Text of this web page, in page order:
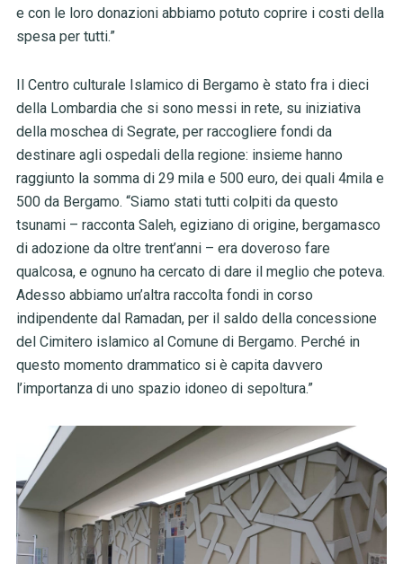
e con le loro donazioni abbiamo potuto coprire i costi della
spesa per tutti.”
Il Centro culturale Islamico di Bergamo è stato fra i dieci
della Lombardia che si sono messi in rete, su iniziativa
della moschea di Segrate, per raccogliere fondi da
destinare agli ospedali della regione: insieme hanno
raggiunto la somma di 29 mila e 500 euro, dei quali 4mila e
500 da Bergamo. “Siamo stati tutti colpiti da questo
tsunami – racconta Saleh, egiziano di origine, bergamasco
di adozione da oltre trent’anni – era doveroso fare
qualcosa, e ognuno ha cercato di dare il meglio che poteva.
Adesso abbiamo un’altra raccolta fondi in corso
indipendente dal Ramadan, per il saldo della concessione
del Cimitero islamico al Comune di Bergamo. Perché in
questo momento drammatico si è capita davvero
l’importanza di uno spazio idoneo di sepoltura.”